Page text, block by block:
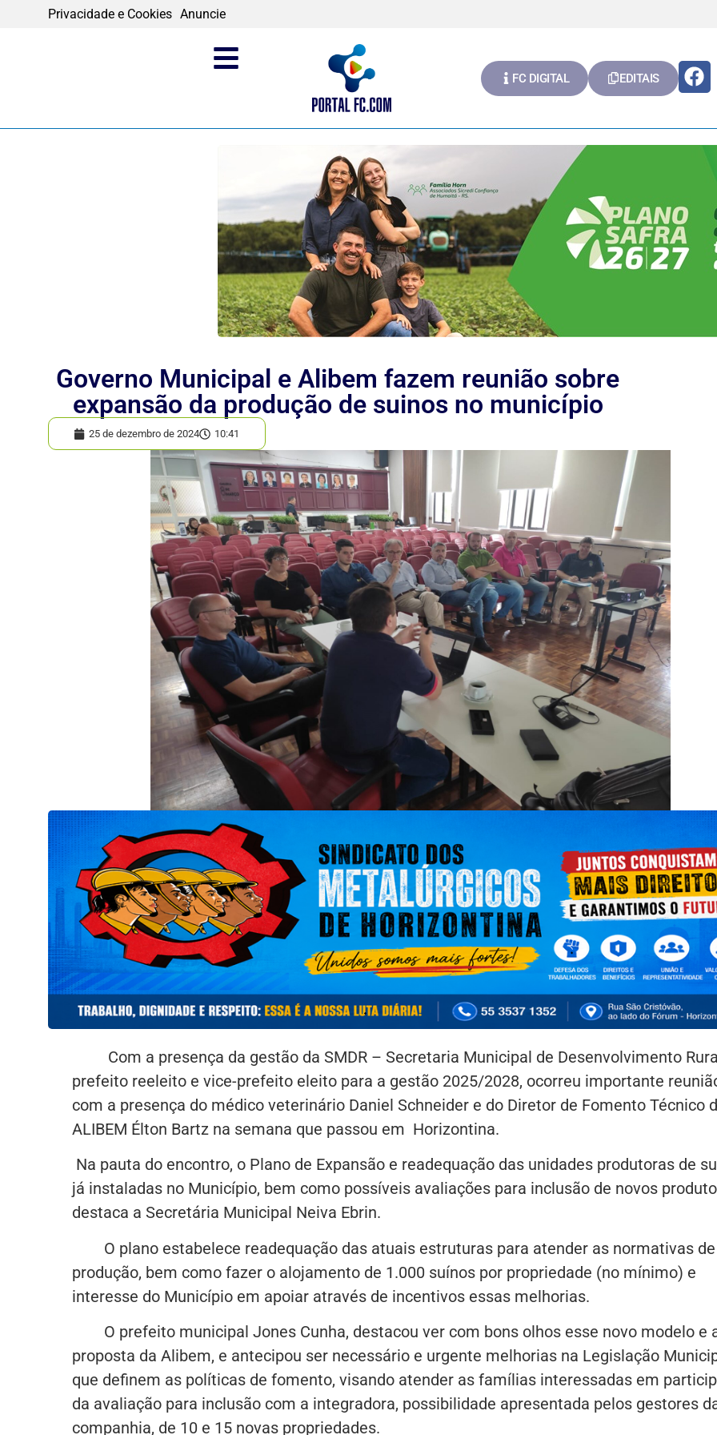
Privacidade e Cookies Anuncie
FC DIGITAL EDITAIS
Governo Municipal e Alibem fazem reunião sobre
expansão da produção de suinos no município
25 de dezembro de 2024 10:41
Com a presença da gestão da SMDR – Secretaria Municipal de Desenvolvimento
prefeito reeleito e vice-prefeito eleito para a gestão 2025/2028, ocorreu importante
com a presença do médico veterinário Daniel Schneider e do Diretor de Fomento Técnico
ALIBEM Élton Bartz na semana que passou em Horizontina.
Na pauta do encontro, o Plano de Expansão e readequação das unidades produtoras de
já instaladas no Município, bem como possíveis avaliações para inclusão de novos
destaca a Secretária Municipal Neiva Ebrin.
O plano estabelece readequação das atuais estruturas para atender as normativas de
produção, bem como fazer o alojamento de 1.000 suínos por propriedade (no mínimo) e
interesse do Município em apoiar através de incentivos essas melhorias.
O prefeito municipal Jones Cunha, destacou ver com bons olhos esse novo modelo e
proposta da Alibem, e antecipou ser necessário e urgente melhorias na Legislação
que definem as políticas de fomento, visando atender as famílias interessadas em
da avaliação para inclusão com a integradora, possibilidade apresentada pelos gestores
companhia, de 10 e 15 novas propriedades.